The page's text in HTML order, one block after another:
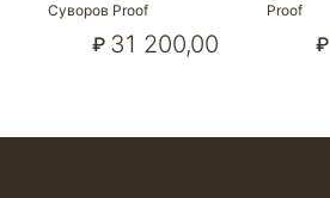
Суворов Proof
₽ 31 200,00
Proof
₽